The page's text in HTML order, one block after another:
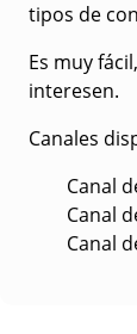
tipos de
Es muy
interesen.
Canales
Canal
Canal
Canal